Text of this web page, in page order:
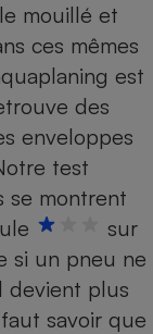
mouillé et
ces mêmes
est
des
enveloppes
test
se montrent
sur
si un pneu ne
devient plus
savoir que
à expressos